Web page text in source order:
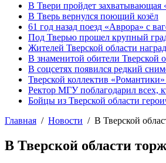
В Твери пройдет захватывающая
В Тверь вернулся поющий козёл
61 год назад поезд «Аврора» с
Под Тверью прошел крупный
Жителей Тверской области
В знаменитой обители Тверской
В соцсетях появился редкий
Тверской коллектив
Ректор МГУ поблагодарил всех,
Бойцы из Тверской области
Главная
Новости В Тверской
В Тверской области